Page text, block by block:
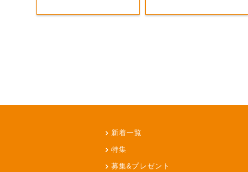
新着一覧
特集
募集&プレゼント